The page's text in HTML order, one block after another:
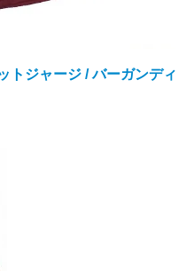
トジャージ / バーガンディ